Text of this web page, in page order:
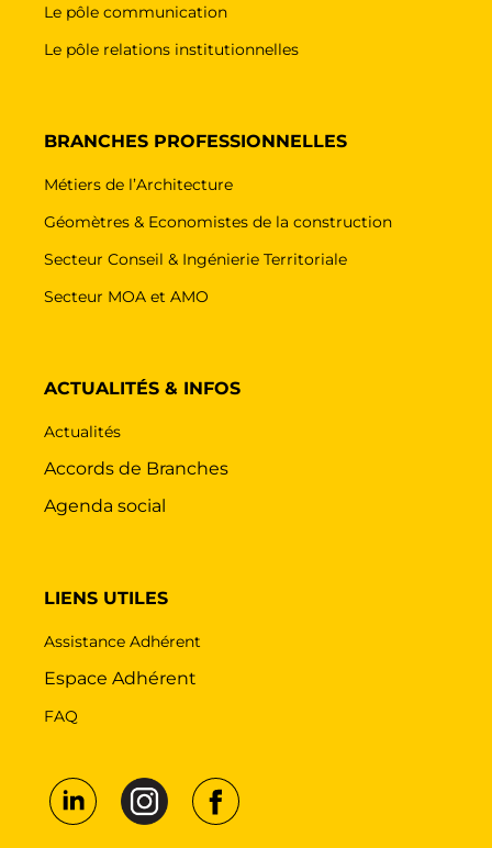
Le pôle communication
Le pôle relations institutionnelles
BRANCHES PROFESSIONNELLES
Métiers de l’Architecture
Géomètres & Economistes de la construction
Secteur Conseil & Ingénierie Territoriale
Secteur MOA et AMO
ACTUALITÉS & INFOS
Actualités
Accords de Branches
Agenda social
LIENS UTILES
Assistance Adhérent
Espace Adhérent
FAQ